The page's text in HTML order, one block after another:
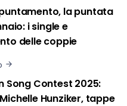
la puntata
i single e
delle coppie
Song Contest 2025:
Hunziker, tappe